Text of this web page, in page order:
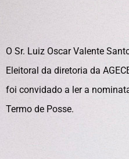
O Sr. Luiz Oscar Valente
Eleitoral da diretoria da
foi convidado a ler a
Termo de Posse.